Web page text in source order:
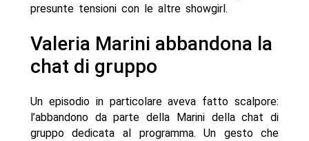
presunte tensioni con le altre showgirl.
Valeria Marini abbandona la
chat di gruppo
Un episodio in particolare aveva fatto scalpore:
l’abbandono da parte della Marini della chat di
gruppo dedicata al programma. Un gesto che